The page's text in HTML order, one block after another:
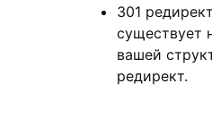
301
существует
вашей
редирект.